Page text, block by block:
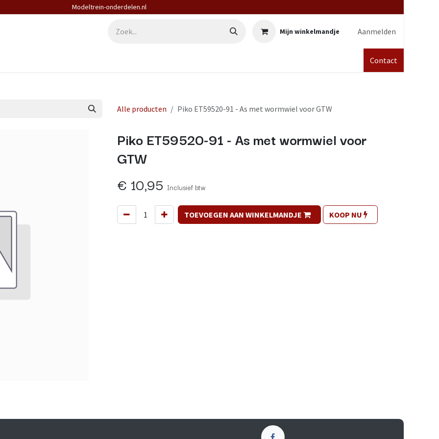
Modeltrein-onderdelen.nl
Mijn winkelmandje Aanmelden
Contact
Alle producten Piko ET59520-91 - As met wormwiel voor GTW
Piko ET59520-91 - As met wormwiel voor
GTW
€ 10,95 Inclusief btw
TOEVOEGEN AAN WINKELMANDJE KOOP NU